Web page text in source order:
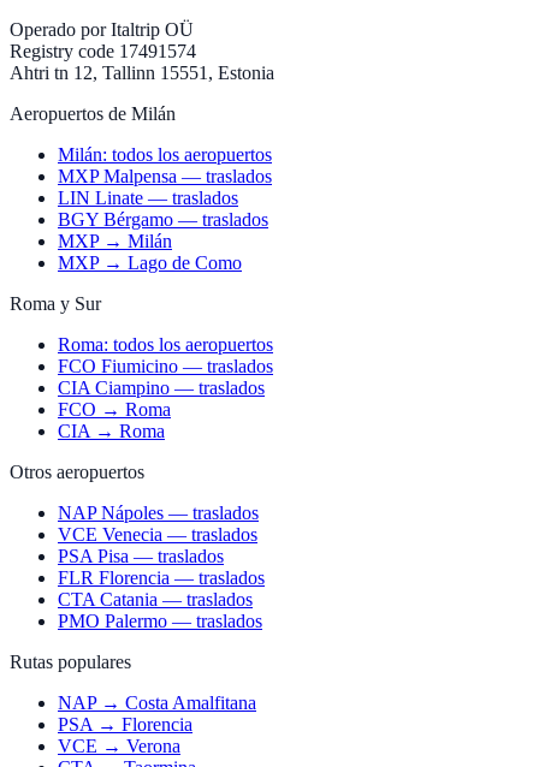
Operado porItaltrip OÜ
Registry code 17491574
Ahtri tn 12, Tallinn 15551, Estonia
Aeropuertos de Milán
Milán: todos los aeropuertos
MXP Malpensa — traslados
LIN Linate — traslados
BGY Bérgamo — traslados
MXP → Milán
MXP → Lago de Como
Roma y Sur
Roma: todos los aeropuertos
FCO Fiumicino — traslados
CIA Ciampino — traslados
FCO → Roma
CIA → Roma
Otros aeropuertos
NAP Nápoles — traslados
VCE Venecia — traslados
PSA Pisa — traslados
FLR Florencia — traslados
CTA Catania — traslados
PMO Palermo — traslados
Rutas populares
NAP → Costa Amalfitana
PSA → Florencia
VCE → Verona